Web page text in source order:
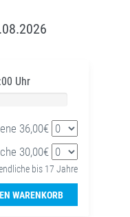
Uhr
36,00€
30,00€
bis 17 Jahre
WARENKORB